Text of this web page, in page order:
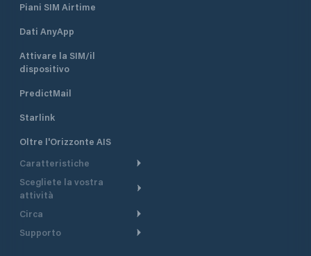
Piani SIM Airtime
Dati AnyApp
Attivare la SIM/il
dispositivo
PredictMail
Starlink
Oltre l'Orizzonte AIS
Caratteristiche
Itinerario meteorologico
Itinerario per motoscafi
Pianifica partenza
Scegliete la vostra
attività
Crociera
Navigazione a motore
Circa
Panoramica
Supporto